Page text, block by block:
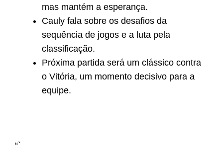
mas mantém a esperança.
Cauly fala sobre os desafios da
sequência de jogos e a luta pela
classificação.
Próxima partida será um clássico contra
o Vitória, um momento decisivo para a
equipe.
“`